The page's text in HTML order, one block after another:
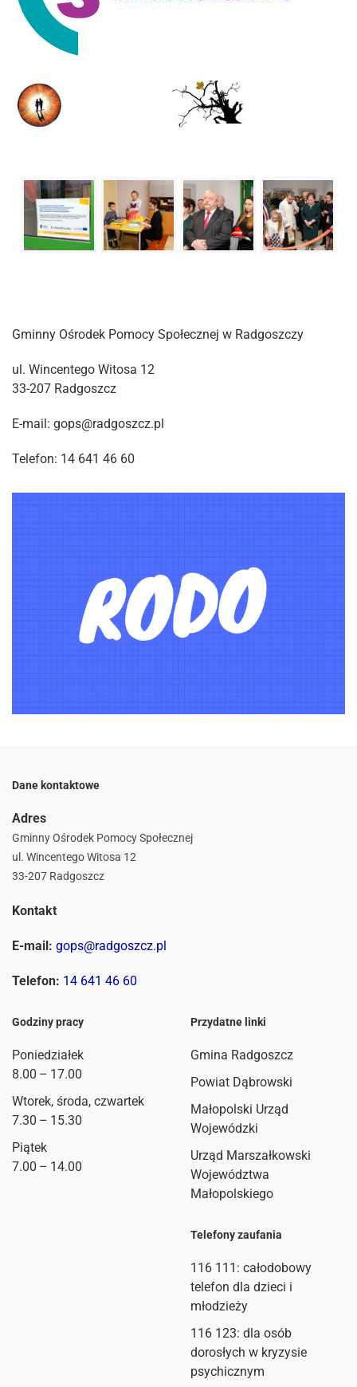
Gminny Ośrodek Pomocy Społecznej w Radgoszczy
ul. Wincentego Witosa 12
33-207 Radgoszcz
E-mail: gops@radgoszcz.pl
Telefon: 14 641 46 60
Dane kontaktowe
Adres
Gminny Ośrodek Pomocy Społecznej
ul. Wincentego Witosa 12
33-207 Radgoszcz
Kontakt
E-mail: gops@radgoszcz.pl
Telefon: 14 641 46 60
Godziny pracy
Poniedziałek
8.00 – 17.00
Wtorek, środa, czwartek
7.30 – 15.30
Piątek
7.00 – 14.00
Przydatne linki
Gmina Radgoszcz
Powiat Dąbrowski
Małopolski Urząd
Wojewódzki
Urząd Marszałkowski
Województwa
Małopolskiego
Telefony zaufania
116 111 : całodobowy
telefon dla dzieci i
młodzieży
116 123: dla osób
dorosłych w kryzysie
psychicznym